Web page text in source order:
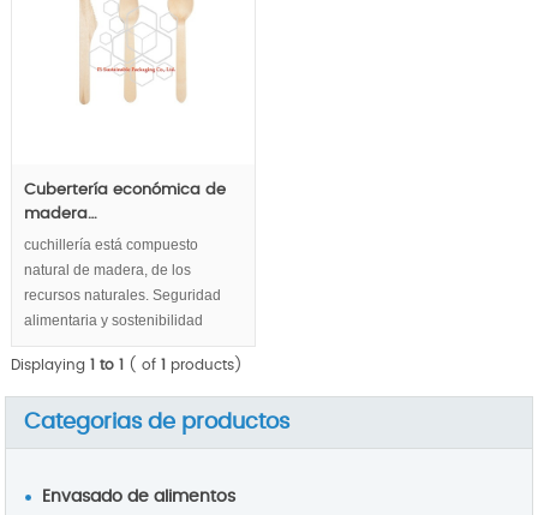
Cubertería económica de
madera…
cuchillería está compuesto
natural de madera, de los
recursos naturales. Seguridad
alimentaria y sostenibilidad
demuestran su restauración vía
buscando ecológica original de
cubiertos de madera.
Displaying 1 to 1 ( of 1 products)
Categorias de productos
Envasado de alimentos